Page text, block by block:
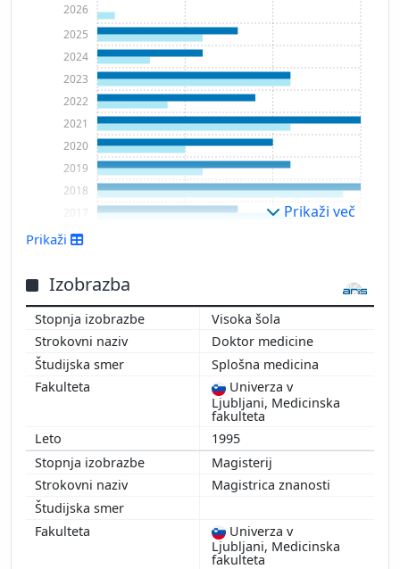
2009
2010
2011
2012
2014
2016
2017
2018
2019
2020
2021
2022
2023
2024
2025
2026
Prikaži več
Prikaži
Izobrazba
Visoka šola
Doktor medicine
Splošna medicina
Univerza v
Ljubljani, Medicinska
fakulteta
1995
Magisterij
Magistrica znanosti
Univerza v
Ljubljani, Medicinska
fakulteta